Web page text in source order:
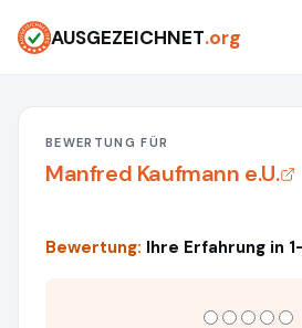
AUSGEZEICHNET.org
BEWERTUNG FÜR
Manfred Kaufmann e.U.
Bewertung: Ihre Erfahrung in